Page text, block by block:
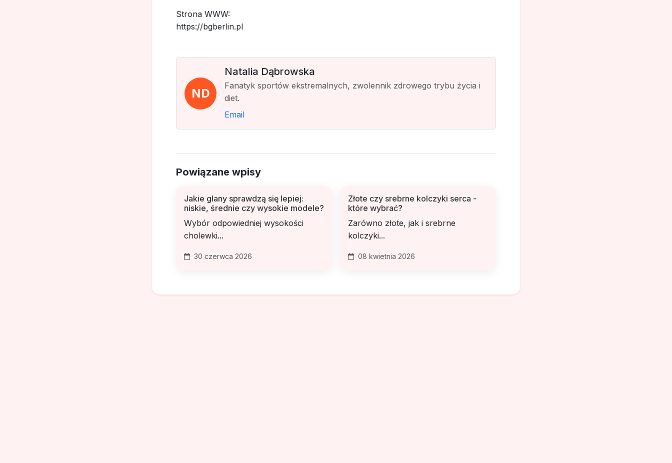
Strona WWW:
https://bgberlin.pl
ND
Natalia Dąbrowska
Fanatyk sportów ekstremalnych, zwolennik zdrowego trybu życia i
diet.
Email
Powiązane wpisy
Jakie glany sprawdzą się lepiej:
niskie, średnie czy wysokie modele?
Wybór odpowiedniej wysokości
cholewki...
30 czerwca 2026
Złote czy srebrne kolczyki serca -
które wybrać?
Zarówno złote, jak i srebrne
kolczyki...
08 kwietnia 2026